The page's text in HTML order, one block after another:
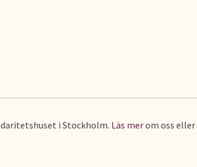
i Stockholm. Läs merom oss eller